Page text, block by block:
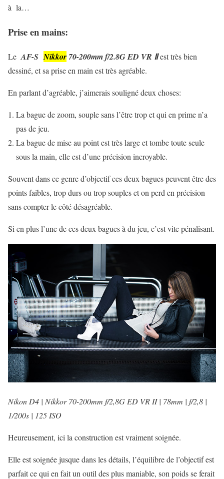
à la…
Prise en mains:
Le AF-SNikkor 70-200mm f/2.8G ED VR Ⅱest très bien
dessiné, et sa prise en main est très agréable.
En parlant d’agréable, j’aimerais souligné deux choses:
La bague de zoom, souple sans l’être trop et qui en prime n’a
pas de jeu.
La bague de mise au point est très large et tombe toute seule
sous la main, elle est d’une précision incroyable.
Souvent dans ce genre d’objectif ces deux bagues peuvent être des
points faibles, trop durs ou trop souples et on perd en précision
sans compter le côté désagréable.
Si en plus l’une de ces deux bagues à du jeu, c’est vite pénalisant.
Nikon D4 | Nikkor 70-200mm f/2,8G ED VR II | 78mm | f/2,8 |
1/200s | 125 ISO
Heureusement, ici la construction est vraiment soignée.
Elle est soignée jusque dans les détails, l’équilibre de l’objectif est
parfait ce qui en fait un outil des plus maniable, son poids se ferait